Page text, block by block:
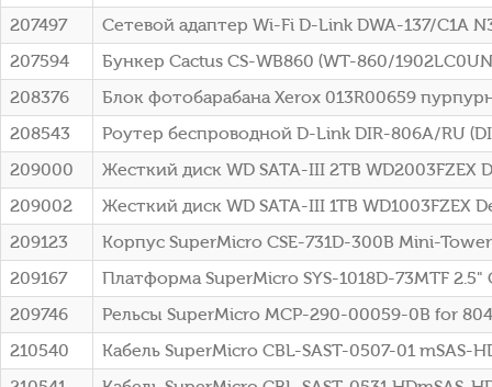
207497
Сетевой адаптер Wi-Fi D-Link DWA-137/C1A
207594
Бункер Cactus CS-WB860 (WT-860/
208376
Блок фотобарабана Xerox 013R00659
208543
Роутер беспроводной D-Link DIR-806A/RU
209000
Жесткий диск WD SATA-III 2TB WD2003FZEX
209002
Жесткий диск WD SATA-III 1TB WD1003FZEX
209123
Корпус SuperMicro CSE-731D-300B Mini-
209167
Платформа SuperMicro SYS-1018D-73MTF 2.5"
209746
Рельсы SuperMicro MCP-290-00059-0B for
210540
Кабель SuperMicro CBL-SAST-0507-01 mSAS-